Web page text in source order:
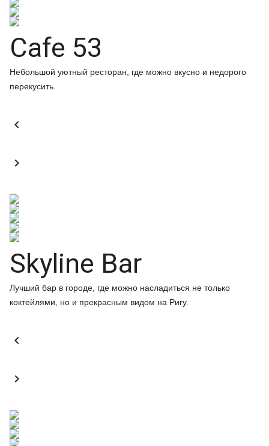
Cafe 53
Небольшой уютный ресторан, где можно вкусно и недорого
перекусить.


Skyline Bar
Лучший бар в городе, где можно насладиться не только
коктейлями, но и прекрасным видом на Ригу.

